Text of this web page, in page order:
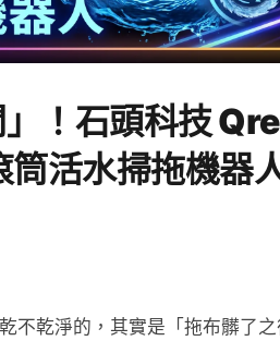
！石頭科技
活水掃拖機器
不乾淨的，其實是「拖布髒了